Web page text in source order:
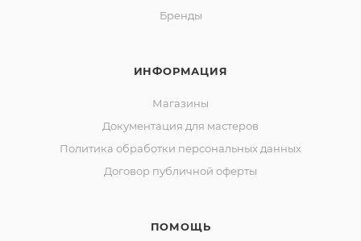
Бренды
ИНФОРМАЦИЯ
Магазины
Документация для мастеров
Политика обработки персональных данных
Договор публичной оферты
ПОМОЩЬ